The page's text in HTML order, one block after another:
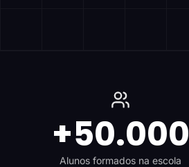
+50.000
Alunos formados na escola